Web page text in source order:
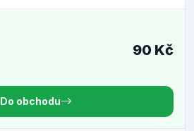
90 Kč
Do obchodu